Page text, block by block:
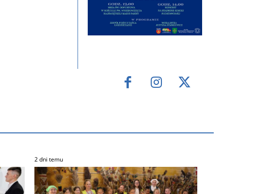
2 dni temu